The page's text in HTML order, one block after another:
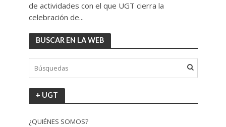
de actividades con el que UGT cierra la
celebración de...
BUSCAR EN LA WEB
+ UGT
¿QUIÉNES SOMOS?